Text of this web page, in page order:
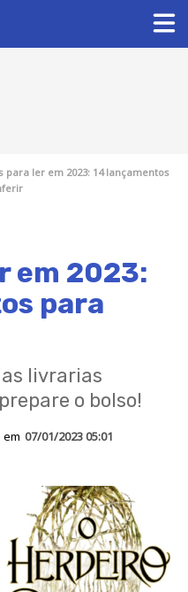
para ler em 2023: 14 lançamentos
em 2023:
para
livrarias
o bolso!
em 07/01/2023 05:01